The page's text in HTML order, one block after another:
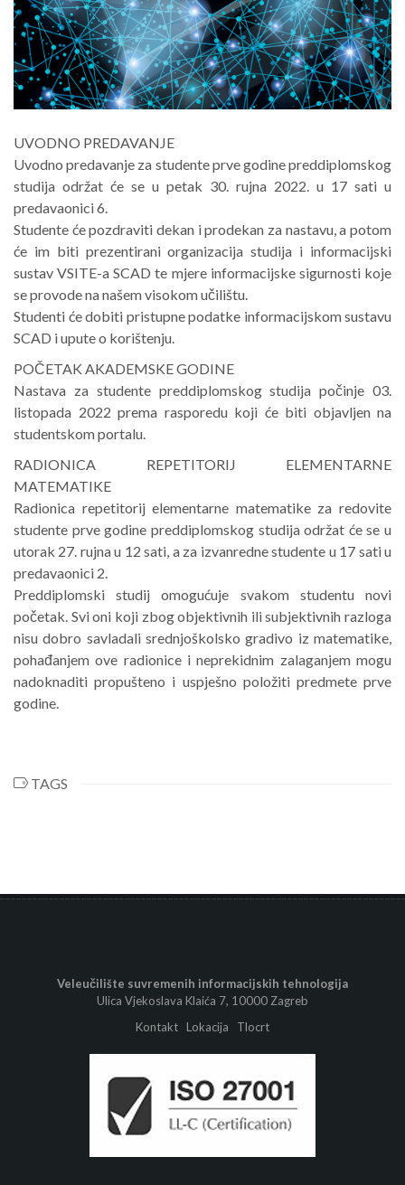
UVODNO PREDAVANJE
Uvodno predavanje za studente prve godine preddiplomskog
studija održat će se u petak 30. rujna 2022. u 17 sati u
predavaonici 6.
Studente će pozdraviti dekan i prodekan za nastavu, a potom
će im biti prezentirani organizacija studija i informacijski
sustav VSITE-a SCAD te mjere informacijske sigurnosti koje
se provode na našem visokom učilištu.
Studenti će dobiti pristupne podatke informacijskom sustavu
SCAD i upute o korištenju.
POČETAK AKADEMSKE GODINE
Nastava za studente preddiplomskog studija počinje 03.
listopada 2022 prema rasporedu koji će biti objavljen na
studentskom portalu.
RADIONICA REPETITORIJ ELEMENTARNE
MATEMATIKE
Radionica repetitorij elementarne matematike za redovite
studente prve godine preddiplomskog studija održat će se u
utorak 27. rujna u 12 sati, a za izvanredne studente u 17 sati u
predavaonici 2.
Preddiplomski studij omogućuje svakom studentu novi
početak. Svi oni koji zbog objektivnih ili subjektivnih razloga
nisu dobro savladali srednjoškolsko gradivo iz matematike,
pohađanjem ove radionice i neprekidnim zalaganjem mogu
nadoknaditi propušteno i uspješno položiti predmete prve
godine.
TAGS
Veleučilište suvremenih informacijskih tehnologija
Ulica Vjekoslava Klaića 7, 10000 Zagreb
Kontakt Lokacija Tlocrt